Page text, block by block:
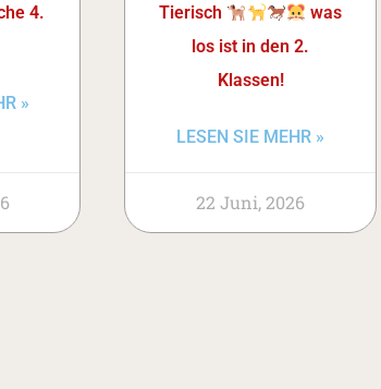
4.
»
Tierisch
was
los ist in den 2.
Klassen!
LESEN SIE MEHR »
22 Juni, 2026